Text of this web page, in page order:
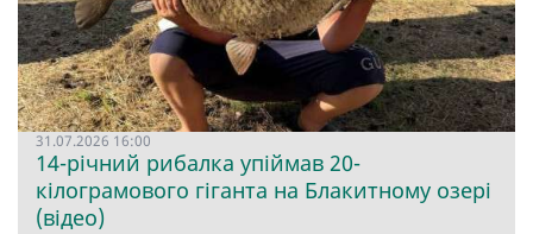
31.07.2026 16:00
14-річний рибалка упіймав 20-
кілограмового гіганта на Блакитному озері
(відео)